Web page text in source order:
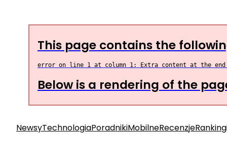
This page contains the
Below is a rendering of the
NewsyTechnologiaPoradnikiMobilneRecenzje